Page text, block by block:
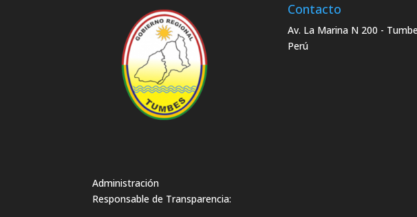
Administración
Responsable de Transparencia:
Contacto
Av. La Marina N 200 -
Perú